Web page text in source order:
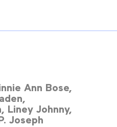
Ann Bose
Liney Johnny
Joseph